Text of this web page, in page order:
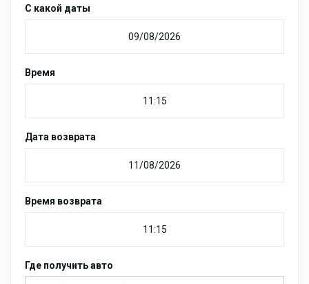
С какой даты
Время
Дата возврата
Время возврата
Где получить авто